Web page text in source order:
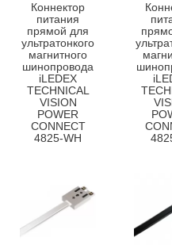
Коннектор
питания
прямой для
ультратонкого
магнитного
шинопровода
iLEDEX
TECHNICAL
VISION
POWER
CONNECT
4825-WH